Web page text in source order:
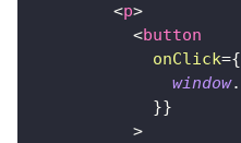
<p>
<button
onClick={
window.
}}
>